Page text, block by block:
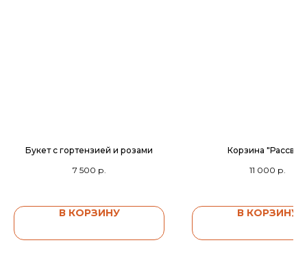
Букет с гортензией и розами
7 500 р.
В КОРЗИНУ
Корзина "Рассвет"
11 000 р.
В КОРЗИНУ